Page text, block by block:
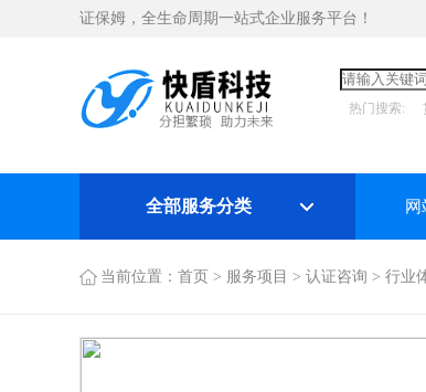
证保姆，全生命周期一站式企业服务平台！
热门搜索:
全部服务分类
当前位置： 首页 > 服务项目 > 认证咨询 > 行业